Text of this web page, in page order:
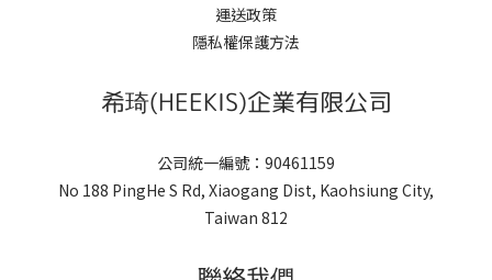
運送政策
隱私權保護方法
希琦(HEEKIS)企業有限公司
公司統一編號：90461159
No 188 PingHe S Rd, Xiaogang Dist, Kaohsiung City,
Taiwan 812